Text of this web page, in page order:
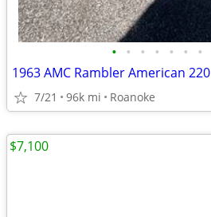
• • • • • • •
1963 AMC Rambler American 220
7/21 96k mi Roanoke
$7,100